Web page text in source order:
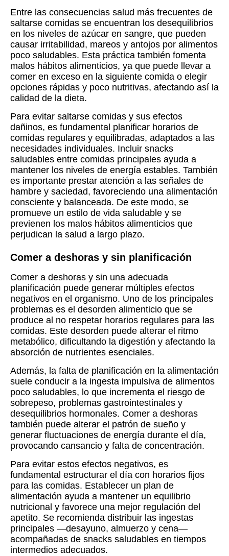
Entre las consecuencias salud más frecuentes de
saltarse comidas se encuentran los desequilibrios
en los niveles de azúcar en sangre, que pueden
causar irritabilidad, mareos y antojos por alimentos
poco saludables. Esta práctica también fomenta
malos hábitos alimenticios, ya que puede llevar a
comer en exceso en la siguiente comida o elegir
opciones rápidas y poco nutritivas, afectando así la
calidad de la dieta.
Para evitar saltarse comidas y sus efectos
dañinos, es fundamental planificar horarios de
comidas regulares y equilibradas, adaptados a las
necesidades individuales. Incluir snacks
saludables entre comidas principales ayuda a
mantener los niveles de energía estables. También
es importante prestar atención a las señales de
hambre y saciedad, favoreciendo una alimentación
consciente y balanceada. De este modo, se
promueve un estilo de vida saludable y se
previenen los malos hábitos alimenticios que
perjudican la salud a largo plazo.
Comer a deshoras y sin planificación
Comer a deshoras y sin una adecuada
planificación puede generar múltiples efectos
negativos en el organismo. Uno de los principales
problemas es el desorden alimenticio que se
produce al no respetar horarios regulares para las
comidas. Este desorden puede alterar el ritmo
metabólico, dificultando la digestión y afectando la
absorción de nutrientes esenciales.
Además, la falta de planificación en la alimentación
suele conducir a la ingesta impulsiva de alimentos
poco saludables, lo que incrementa el riesgo de
sobrepeso, problemas gastrointestinales y
desequilibrios hormonales. Comer a deshoras
también puede alterar el patrón de sueño y
generar fluctuaciones de energía durante el día,
provocando cansancio y falta de concentración.
Para evitar estos efectos negativos, es
fundamental estructurar el día con horarios fijos
para las comidas. Establecer un plan de
alimentación ayuda a mantener un equilibrio
nutricional y favorece una mejor regulación del
apetito. Se recomienda distribuir las ingestas
principales —desayuno, almuerzo y cena—
acompañadas de snacks saludables en tiempos
intermedios adecuados.